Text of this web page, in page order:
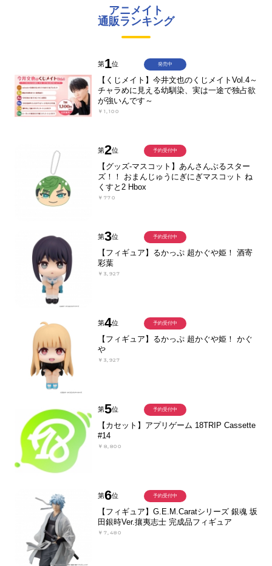
アニメイト
通販ランキング
第1位
【くじメイト】今井文也のくじメイトVol.4～
チャラめに見える幼馴染、実は一途で独占欲
が強いんです～
￥1,100
発売中
第2位
【グッズ-マスコット】あんさんぶるスター
ズ！！ おまんじゅうにぎにぎマスコット ね
くすと2 Hbox
￥770
予約受付中
第3位
【フィギュア】るかっぷ 超かぐや姫！ 酒寄
彩葉
￥3,927
予約受付中
第4位
【フィギュア】るかっぷ 超かぐや姫！ かぐ
や
￥3,927
予約受付中
第5位
【カセット】アプリゲーム 18TRIP Cassette
#14
￥8,800
予約受付中
第6位
【フィギュア】G.E.M.Caratシリーズ 銀魂 坂
田銀時Ver.攘夷志士 完成品フィギュア
￥7,480
予約受付中